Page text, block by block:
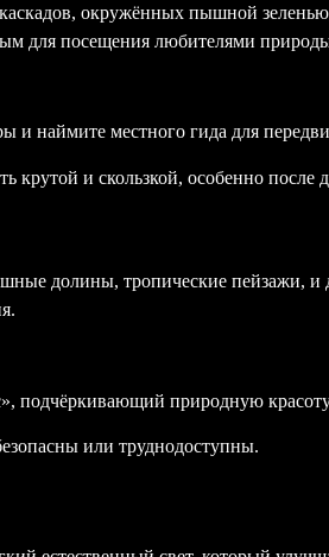
окружённых пышной
для посещения любителями
и наймите местного гида для
крутой и скользкой, особенно после
долины, тропические пейзажи, и
подчёркивающий природную
или труднодоступны.